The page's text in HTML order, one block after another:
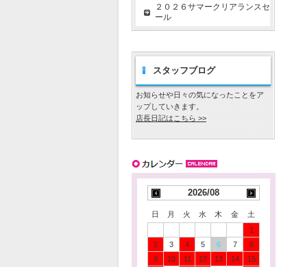
２０２６サマークリアランスセ
ール
スタッフブログ
お知らせや日々の気になったことをア
ップしていきます。
店長日記はこちら >>
2026/08
日 月 火 水 木 金
土
1
2
3 4 5 6 7
8
9
10 11 12 13 14
15